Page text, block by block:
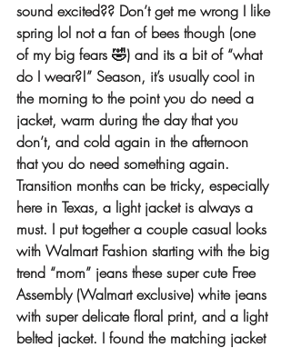
sound excited?? Don’t get me wrong I like
spring lol not a fan of bees though (one
of my big fears 🤣) and its a bit of “what
do I wear?!” Season, it’s usually cool in
the morning to the point you do need a
jacket, warm during the day that you
don’t, and cold again in the afternoon
that you do need something again.
Transition months can be tricky, especially
here in Texas, a light jacket is always a
must. I put together a couple casual looks
with Walmart Fashion starting with the big
trend “mom” jeans these super cute Free
Assembly (Walmart exclusive) white jeans
with super delicate floral print, and a light
belted jacket. I found the matching jacket